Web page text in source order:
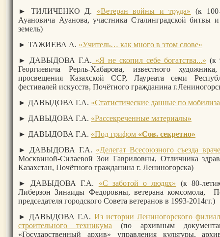
► ТИЛИЧЕНКО Д. «Ветеран войны и труда» (к
Ауановича Ауанова, участника Сталинградской битвы
земель)
► ТАЖИЕВА А. «Учитель… как много в этом слове»
► ДАВЫДОВА Г.А. «Я не скопил себе богатства...» (к
Георгиевича Рерль-Хабарова, известного
просвещения Казахской ССР, Лауреата семи
фестивалей искусств, Почётного гражданина
► ДАВЫДОВА Г.А. «Статистические данные по
► ДАВЫДОВА Г.А. «Рассекреченные материалы»
► ДАВЫДОВА Г.А. «Под грифом «Сов. секретно»
► ДАВЫДОВА Г.А. «Делегат Всесоюзного съезда
Москвиной-Силаевой Зои Гавриловны, Отличника
Казахстан, Почётного гражданина г. Лениногорска)
► ДАВЫДОВА Г.А. «С заботой о людях»
(к 80-
Либерзон Зинаиды Федоровны, ветерана комсомола,
председателя городского Совета ветеранов в 1993-2014гг.)
► ДАВЫДОВА Г.А. Из истории Лениногорского
строительного техникума (по архивным
«Государственный архив» управления культуры,